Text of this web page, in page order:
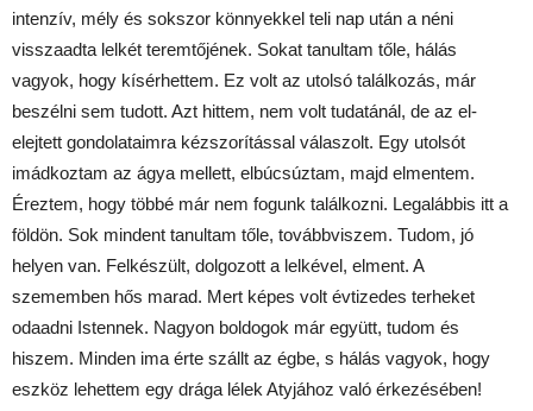
intenzív, mély és sokszor könnyekkel teli nap után a néni
visszaadta lelkét teremtőjének. Sokat tanultam tőle, hálás
vagyok, hogy kísérhettem. Ez volt az utolsó találkozás, már
beszélni sem tudott. Azt hittem, nem volt tudatánál, de az el-
elejtett gondolataimra kézszorítással válaszolt. Egy utolsót
imádkoztam az ágya mellett, elbúcsúztam, majd elmentem.
Éreztem, hogy többé már nem fogunk találkozni. Legalábbis itt a
földön. Sok mindent tanultam tőle, továbbviszem. Tudom, jó
helyen van. Felkészült, dolgozott a lelkével, elment. A
szememben hős marad. Mert képes volt évtizedes terheket
odaadni Istennek. Nagyon boldogok már együtt, tudom és
hiszem. Minden ima érte szállt az égbe, s hálás vagyok, hogy
eszköz lehettem egy drága lélek Atyjához való érkezésében!